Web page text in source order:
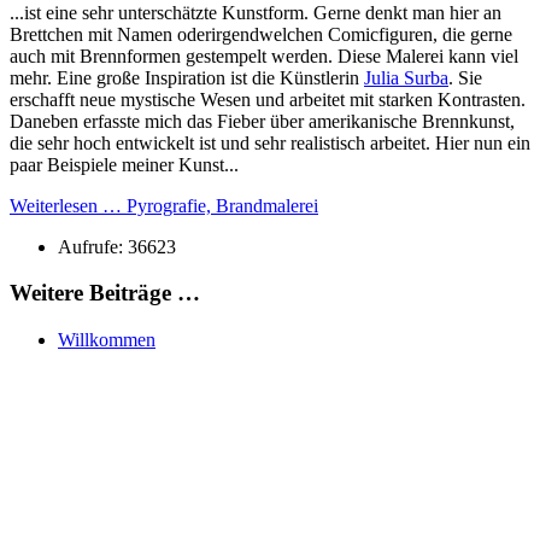
...ist eine sehr unterschätzte Kunstform. Gerne denkt man hier an
Brettchen mit Namen oderirgendwelchen Comicfiguren, die gerne
auch mit Brennformen gestempelt werden. Diese Malerei kann viel
mehr. Eine große Inspiration ist die Künstlerin Julia Surba. Sie
erschafft neue mystische Wesen und arbeitet mit starken Kontrasten.
Daneben erfasste mich das Fieber über amerikanische Brennkunst,
die sehr hoch entwickelt ist und sehr realistisch arbeitet. Hier nun ein
paar Beispiele meiner Kunst...
Weiterlesen … Pyrografie, Brandmalerei
Aufrufe: 36623
Weitere Beiträge …
Willkommen